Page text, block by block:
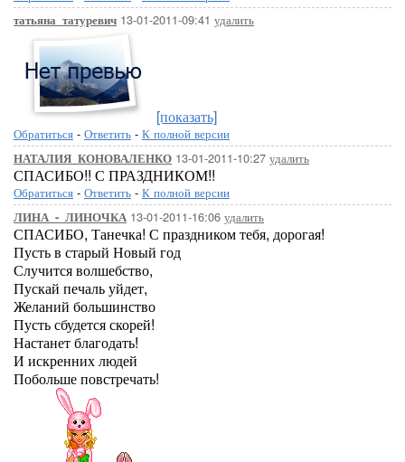
татьяна_татуревич 13-01-2011-09:41 удалить
[показать]
Обратиться - Ответить - К полной версии
НАТАЛИЯ_КОНОВАЛЕНКО 13-01-2011-10:27 удалить
СПАСИБО!! С ПРАЗДНИКОМ!!
Обратиться - Ответить - К полной версии
ЛИНА_-_ЛИНОЧКА 13-01-2011-16:06 удалить
СПАСИБО, Танечка! С праздником тебя, дорогая!
Пусть в старый Новый год
Случится волшебство,
Пускай печаль уйдет,
Желаний большинство
Пусть сбудется скорей!
Настанет благодать!
И искренних людей
Побольше повстречать!